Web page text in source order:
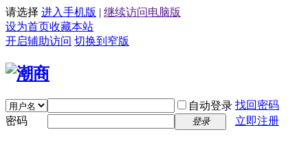
请选择 进入手机版 | 继续访问电脑版
设为首页收藏本站
开启辅助访问 切换到窄版
自动登录 找回密码
密码
登录 立即注册